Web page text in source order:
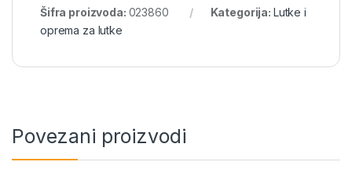
Šifra proizvoda: 023860 Kategorija: Lutke i
oprema za lutke
Povezani proizvodi